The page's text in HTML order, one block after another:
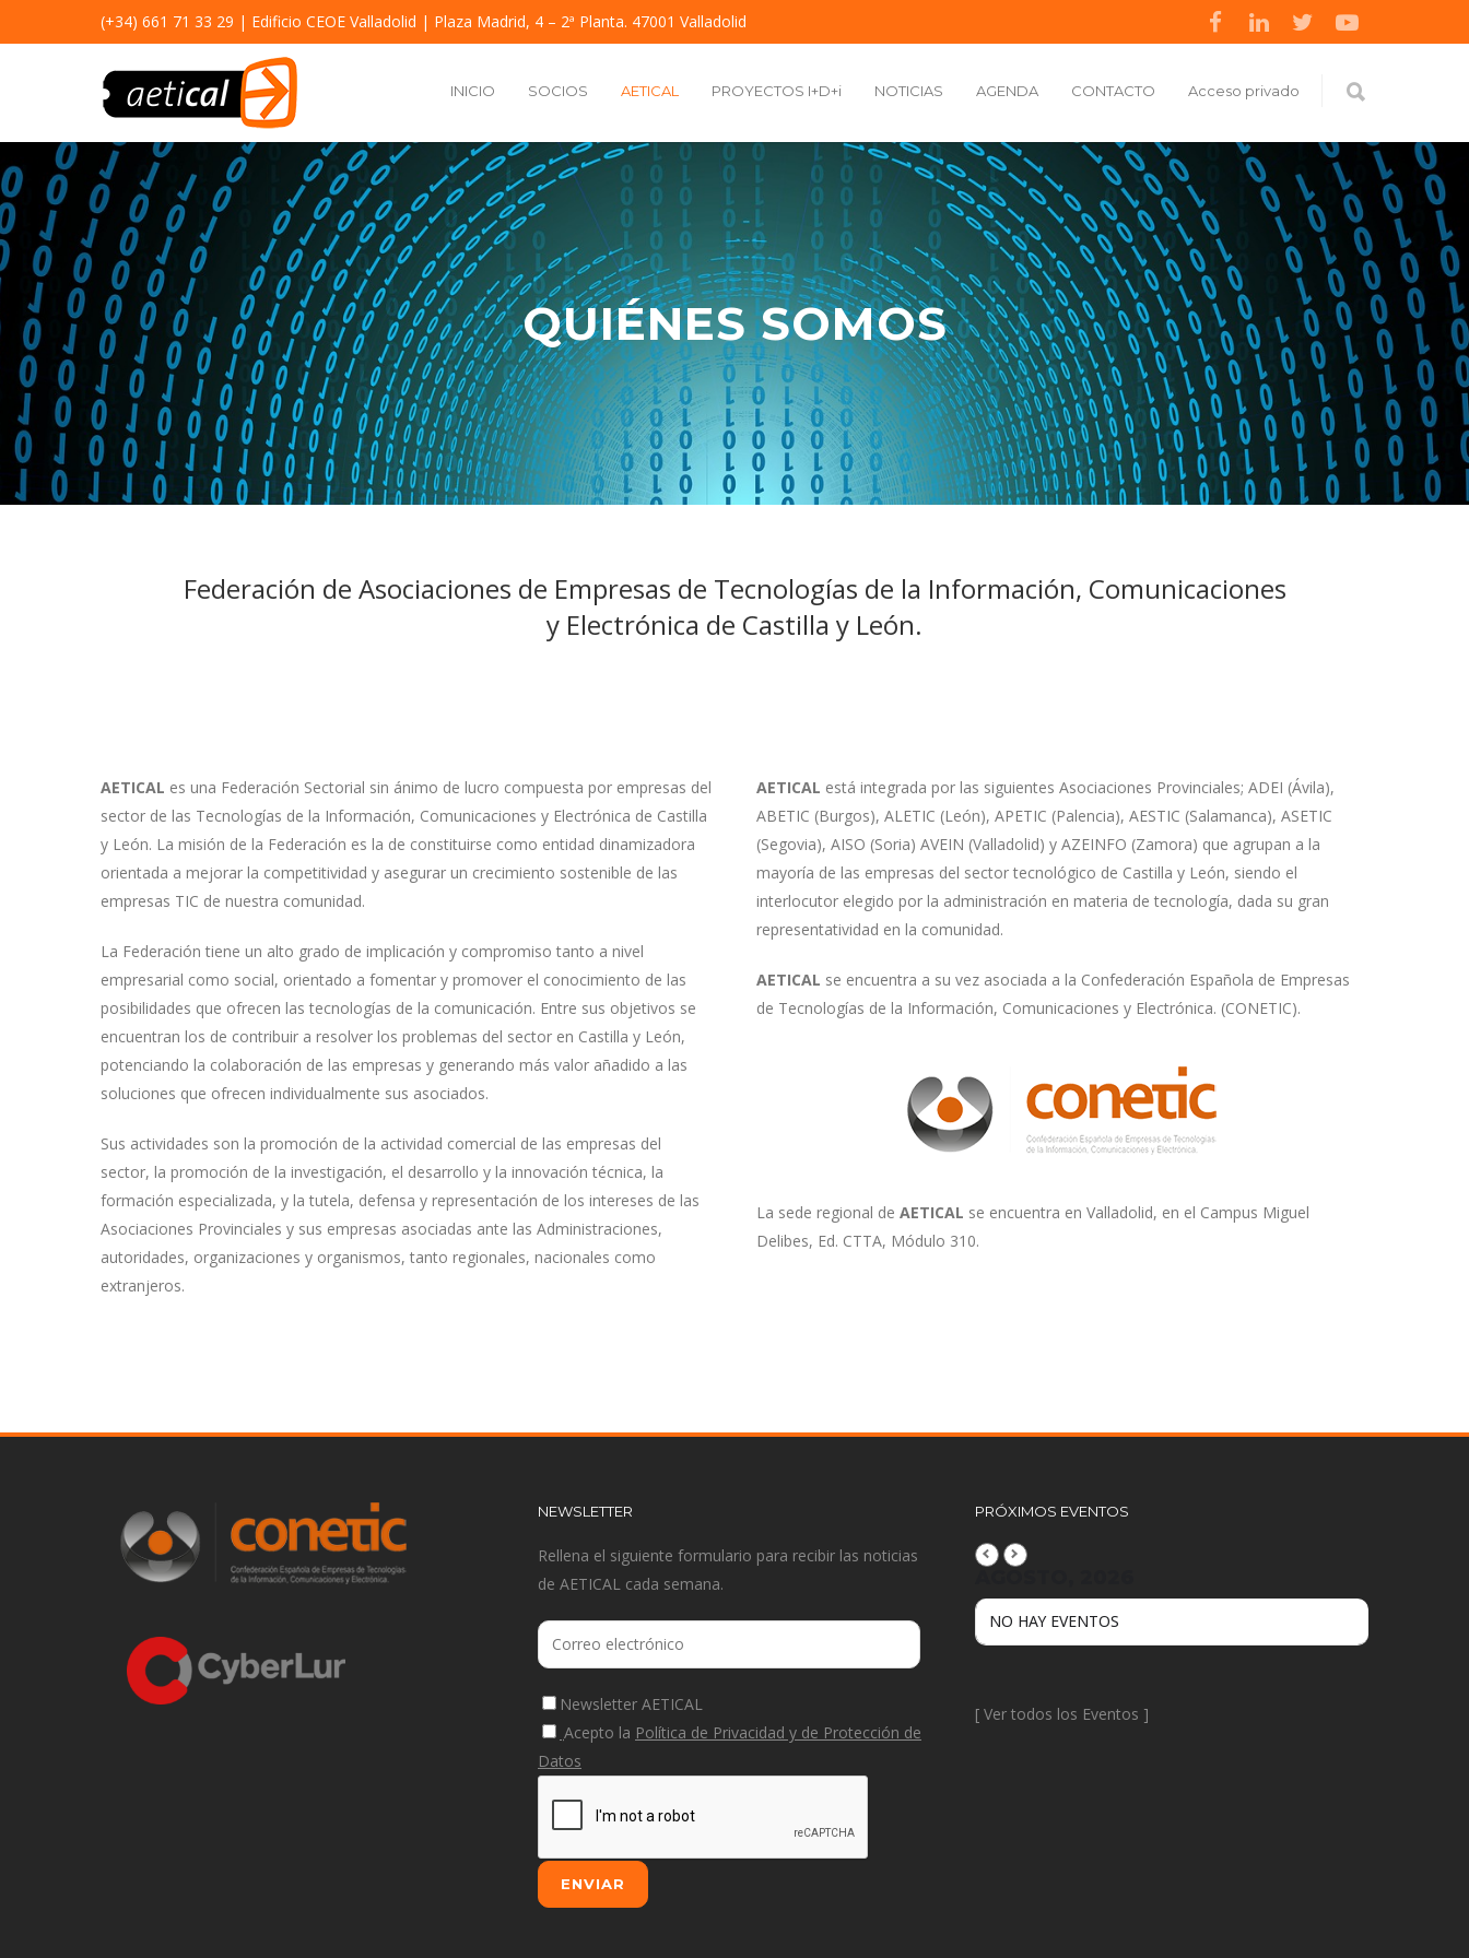
(+34) 661 71 33 29 | Edificio CEOE Valladolid | Plaza Madrid, 4 – 2ª Planta. 47001 Valladolid
INICIO SOCIOS AETICAL PROYECTOS I+D+i NOTICIAS AGENDA CONTACTO Acceso privado
QUIÉNES SOMOS
Federación de Asociaciones de Empresas de Tecnologías de la Información, Comunicaciones
y Electrónica de Castilla y León.
AETICAL es una Federación Sectorial sin ánimo de lucro compuesta por empresas del
sector de las Tecnologías de la Información, Comunicaciones y Electrónica de Castilla
y León. La misión de la Federación es la de constituirse como entidad dinamizadora
orientada a mejorar la competitividad y asegurar un crecimiento sostenible de las
empresas TIC de nuestra comunidad.
La Federación tiene un alto grado de implicación y compromiso tanto a nivel
empresarial como social, orientado a fomentar y promover el conocimiento de las
posibilidades que ofrecen las tecnologías de la comunicación. Entre sus objetivos se
encuentran los de contribuir a resolver los problemas del sector en Castilla y León,
potenciando la colaboración de las empresas y generando más valor añadido a las
soluciones que ofrecen individualmente sus asociados.
Sus actividades son la promoción de la actividad comercial de las empresas del
sector, la promoción de la investigación, el desarrollo y la innovación técnica, la
formación especializada, y la tutela, defensa y representación de los intereses de las
Asociaciones Provinciales y sus empresas asociadas ante las Administraciones,
autoridades, organizaciones y organismos, tanto regionales, nacionales como
extranjeros.
AETICAL está integrada por las siguientes Asociaciones Provinciales; ADEI (Ávila),
ABETIC (Burgos), ALETIC (León), APETIC (Palencia), AESTIC (Salamanca), ASETIC
(Segovia), AISO (Soria) AVEIN (Valladolid) y AZEINFO (Zamora) que agrupan a la
mayoría de las empresas del sector tecnológico de Castilla y León, siendo el
interlocutor elegido por la administración en materia de tecnología, dada su gran
representatividad en la comunidad.
AETICAL se encuentra a su vez asociada a la Confederación Española de Empresas
de Tecnologías de la Información, Comunicaciones y Electrónica. (CONETIC).
La sede regional de AETICAL se encuentra en Valladolid, en el Campus Miguel
Delibes, Ed. CTTA, Módulo 310.
NEWSLETTER
Rellena el siguiente formulario para recibir las noticias
de AETICAL cada semana.
Newsletter AETICAL
Acepto la Política de Privacidad y de Protección de
Datos
PRÓXIMOS EVENTOS
NO HAY EVENTOS
[ Ver todos los Eventos ]